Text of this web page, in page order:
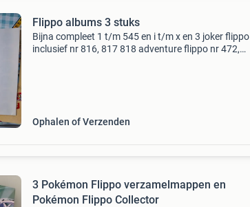
Flippo albums 3 stuks
Bijna compleet 1 t/m 545 en i t/m x en 3 joker flippo
inclusief nr 816, 817 818 adventure flippo nr 472,
Ophalen of Verzenden
3 Pokémon Flippo verzamelmappen en
Pokémon Flippo Collector